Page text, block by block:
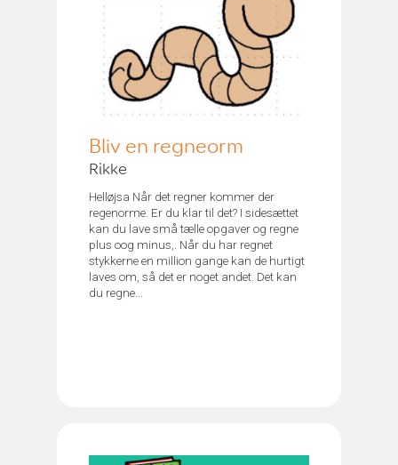
Bliv en regneorm
Rikke
Helløjsa Når det regner kommer der
regenorme. Er du klar til det? I sidesættet
kan du lave små tælle opgaver og regne
plus oog minus,. Når du har regnet
stykkerne en million gange kan de hurtigt
laves om, så det er noget andet. Det kan
du regne...